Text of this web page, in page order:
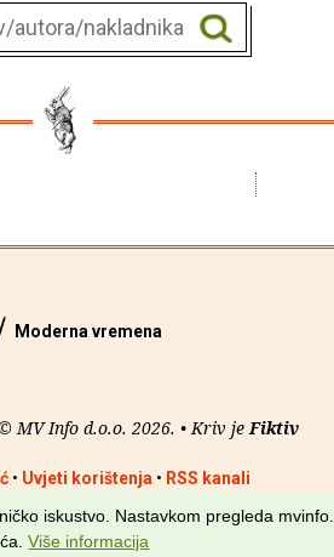
Moderna vremena
MV Info d.o.o. 2026. • Kriv je Fiktiv
• Uvjeti korištenja • RSS kanali
iskustvo. Nastavkom pregleda
Više informacija